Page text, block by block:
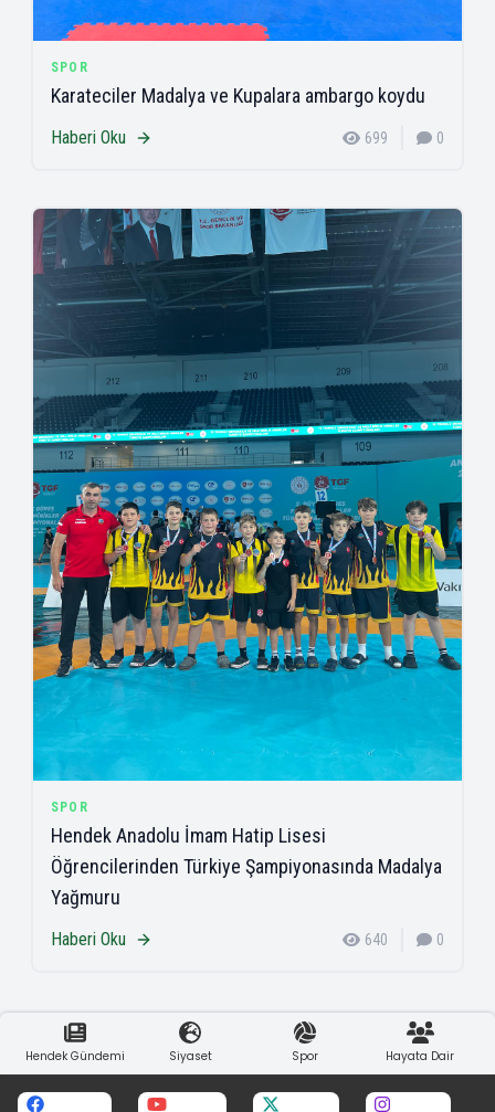
SPOR
Karateciler Madalya ve Kupalara ambargo koydu
Haberi Oku 699 0
SPOR
Hendek Anadolu İmam Hatip Lisesi
Öğrencilerinden Türkiye Şampiyonasında Madalya
Yağmuru
Haberi Oku 640 0
Hendek Gündemi Siyaset Spor Hayata Dair